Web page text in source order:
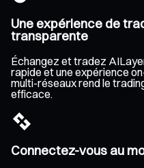
Une expérience de
transparente
Échangez et tradez
rapide et une expérience
multi-réseaux rend le
efficace.
Connectez-vous au